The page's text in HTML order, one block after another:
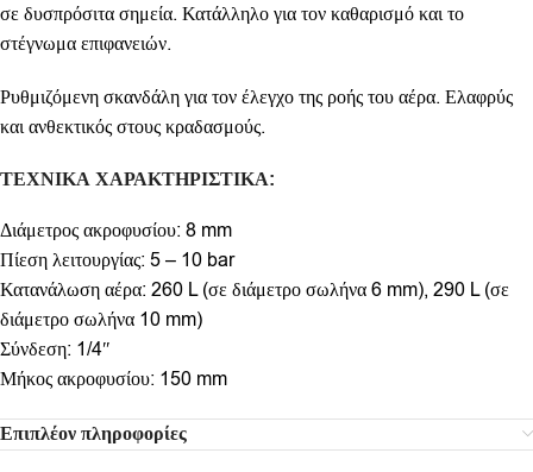
σε δυσπρόσιτα σημεία. Κατάλληλο για τον καθαρισμό και το
στέγνωμα επιφανειών.
Ρυθμιζόμενη σκανδάλη για τον έλεγχο της ροής του αέρα. Ελαφρύς
και ανθεκτικός στους κραδασμούς.
ΤΕΧΝΙΚΑ ΧΑΡΑΚΤΗΡΙΣΤΙΚΑ:
Διάμετρος ακροφυσίου: 8 mm
Πίεση λειτουργίας: 5 – 10 bar
Κατανάλωση αέρα: 260 L (σε διάμετρο σωλήνα 6 mm), 290 L (σε
διάμετρο σωλήνα 10 mm)
Σύνδεση: 1/4″
Μήκος ακροφυσίου: 150 mm
Επιπλέον πληροφορίες